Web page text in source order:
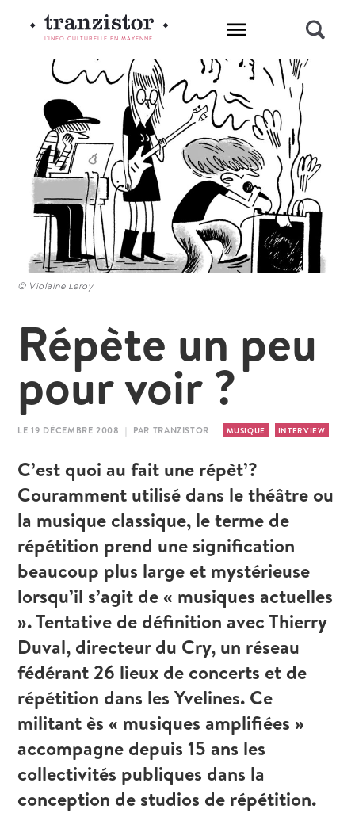
L'INFO CULTURELLE EN MAYENNE
© Violaine Leroy
Répète un peu
pour voir ?
LE 19 DÉCEMBRE 2008 | PAR TRANZISTOR MUSIQUE INTERVIEW
C’est quoi au fait une répèt’?
Couramment utilisé dans le théâtre ou
la musique classique, le terme de
répétition prend une signification
beaucoup plus large et mystérieuse
lorsqu’il s’agit de « musiques actuelles
». Tentative de définition avec Thierry
Duval, directeur du Cry, un réseau
fédérant 26 lieux de concerts et de
répétition dans les Yvelines. Ce
militant ès « musiques amplifiées »
accompagne depuis 15 ans les
collectivités publiques dans la
conception de studios de répétition.